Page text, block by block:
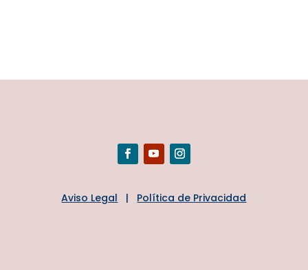
Aviso Legal | Política de Privacidad